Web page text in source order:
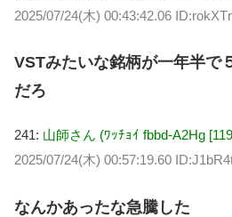
2025/07/24(木) 00:43:42.06
VSTみたいな銘柄が一年半で
だろ
241: 山師さん (ﾜｯﾁｮｲ fbbd-A2Hg
2025/07/24(木) 00:57:19.60
なんかあったな急騰した